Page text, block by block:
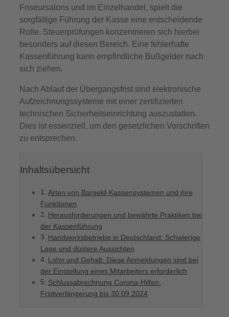
Friseursalons und im Einzelhandel, spielt die
sorgfältige Führung der Kasse eine entscheidende
Rolle. Steuerprüfungen konzentrieren sich hierbei
besonders auf diesen Bereich. Eine fehlerhafte
Kassenführung kann empfindliche Bußgelder nach
sich ziehen.
Nach Ablauf der Übergangsfrist sind elektronische
Aufzeichnungssysteme mit einer zertifizierten
technischen Sicherheitseinrichtung auszustatten.
Dies ist essenziell, um den gesetzlichen Vorschriften
zu entsprechen.
Inhaltsübersicht
Arten von Bargeld-Kassensystemen und ihre
Funktionen
Herausforderungen und bewährte Praktiken bei
der Kassenführung
Handwerksbetriebe in Deutschland: Schwierige
Lage und düstere Aussichten
Lohn und Gehalt: Diese Anmeldungen sind bei
der Einstellung eines Mitarbeiters erforderlich
Schlussabrechnung Corona-Hilfen:
Fristverlängerung bis 30.09.2024